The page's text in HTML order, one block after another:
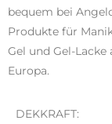
bequem bei
Produkte für
Gel und Gel-
Europa.
DEKKRAFT: